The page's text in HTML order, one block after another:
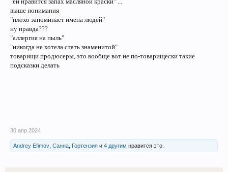
выше понимания
"плохо запоминает имена людей"
ну правда???
"аллергия на пыль"
"никогда не хотела стать знаменитой"
товарищи продюсеры, это вообще вот не по-товарищески такие
подсказки делать
30 апр 2024
Andrey Efimov Санна Гортензия и 4 другим нравится это.